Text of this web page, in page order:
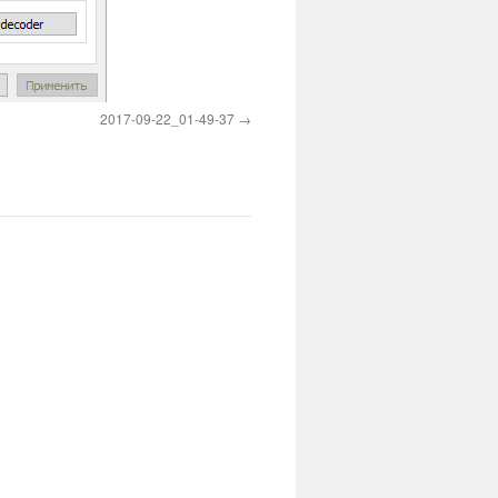
2017-09-22_01-49-37